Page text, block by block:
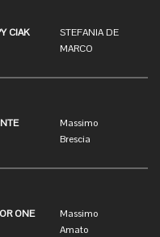
CIAK
STEFANIA DE
MARCO
Massimo
Brescia
ONE
Massimo
Amato